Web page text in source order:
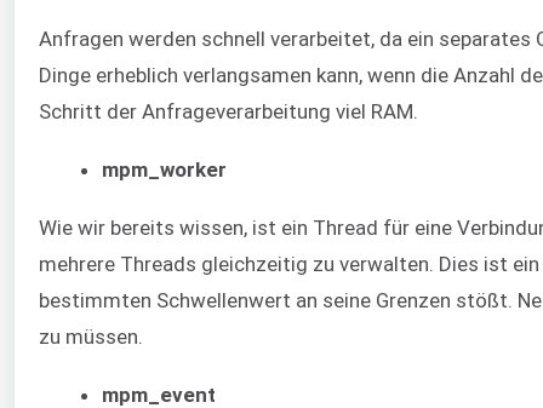
Anfragen werden schnell verarbeitet, da ein
Dinge erheblich verlangsamen kann, wenn die Anzahl
Schritt der Anfrageverarbeitung viel RAM.
mpm_worker
Wie wir bereits wissen, ist ein Thread für eine
mehrere Threads gleichzeitig zu verwalten. Dies ist
bestimmten Schwellenwert an seine Grenzen stößt.
zu müssen.
mpm_event